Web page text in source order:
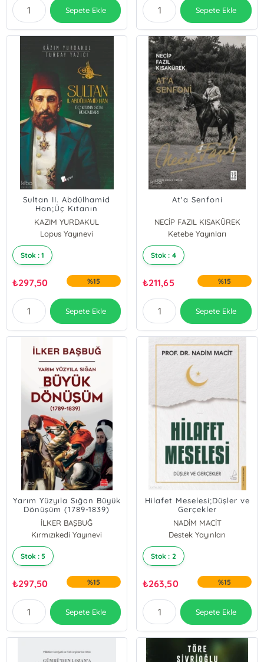
Sepete Ekle Sepete Ekle
Sultan II. Abdülhamid
Han;Üç Kıtanın
KAZIM YURDAKUL
Turgay Yazıcı
Lopus Yayınevi
Stok : 1
₺297,50 %15
Sepete Ekle
At'a Senfoni
NECİP FAZIL KISAKÜREK
Ketebe Yayınları
Stok : 4
₺211,65 %15
Sepete Ekle
Yarım Yüzyıla Sığan Büyük
Dönüşüm (1789-1839)
İLKER BAŞBUĞ
Kırmızıkedi Yayınevi
Stok : 5
₺297,50 %15
Sepete Ekle
Hilafet Meselesi;Düşler ve
Gerçekler
NADİM MACİT
Destek Yayınları
Stok : 2
₺263,50 %15
Sepete Ekle